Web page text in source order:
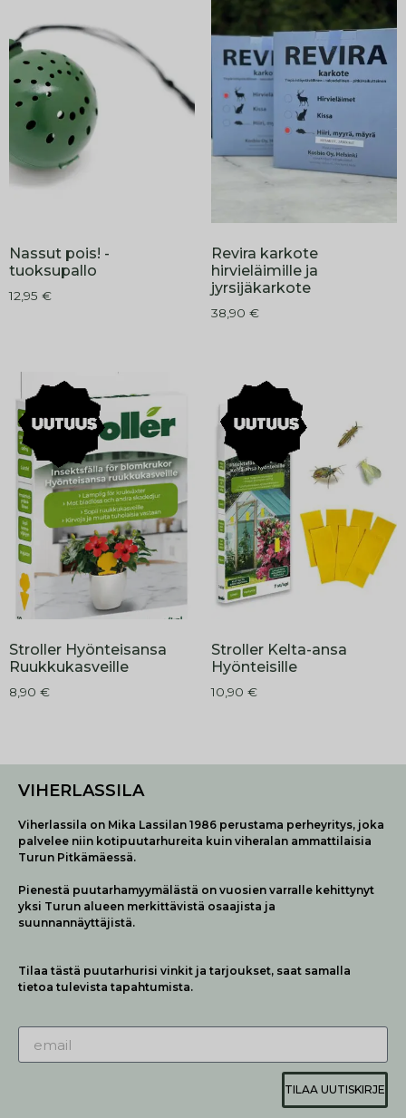
Nassut pois! -
tuoksupallo
12,95 €
Revira karkote
hirvieläimille ja
jyrsijäkarkote
38,90 €
Stroller Hyönteisansa
Ruukkukasveille
8,90 €
Stroller Kelta-ansa
Hyönteisille
10,90 €
VIHERLASSILA
Viherlassila on Mika Lassilan 1986 perustama perheyritys, joka
palvelee niin kotipuutarhureita kuin viheralan ammattilaisia
Turun Pitkämäessä.
Pienestä puutarhamyymälästä on vuosien varralle kehittynyt
yksi Turun alueen merkittävistä osaajista ja
suunnannäyttäjistä.
Tilaa tästä puutarhurisi vinkit ja tarjoukset, saat samalla
tietoa tulevista tapahtumista.
TILAA UUTISKIRJE